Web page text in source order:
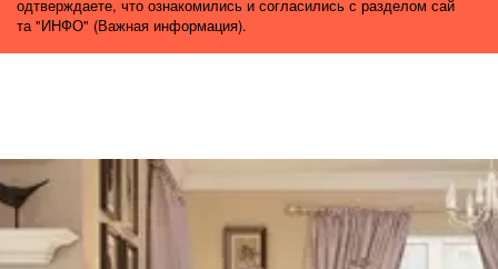
одтверждаете, что ознакомились и согласились с разделом сай
та "ИНФО" (Важная информация).